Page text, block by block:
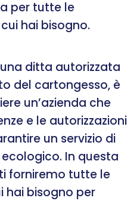
per tutte le
hai bisogno.
ditta autorizzata
del cartongesso, è
un’azienda che
e le autorizzazioni
un servizio di
In questa
forniremo tutte le
hai bisogno per